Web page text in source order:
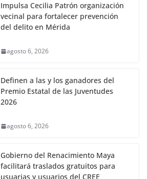
Impulsa Cecilia Patrón organización
vecinal para fortalecer prevención
del delito en Mérida
agosto 6, 2026
Definen a las y los ganadores del
Premio Estatal de las Juventudes
2026
agosto 6, 2026
Gobierno del Renacimiento Maya
facilitará traslados gratuitos para
usuarias y usuarios del CREE